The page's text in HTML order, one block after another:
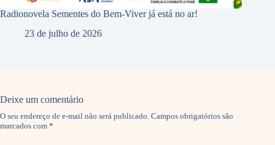
Radionovela Sementes do Bem-Viver já está no ar!
23 de julho de 2026
Deixe um comentário
O seu endereço de e-mail não será publicado. Campos obrigatórios são
marcados com *